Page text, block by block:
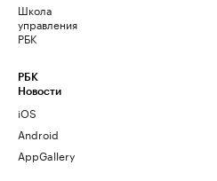
Школа
управления
РБК
РБК
Новости
iOS
Android
AppGallery